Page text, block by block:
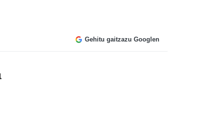
Gehitu gaitzazu Googlen